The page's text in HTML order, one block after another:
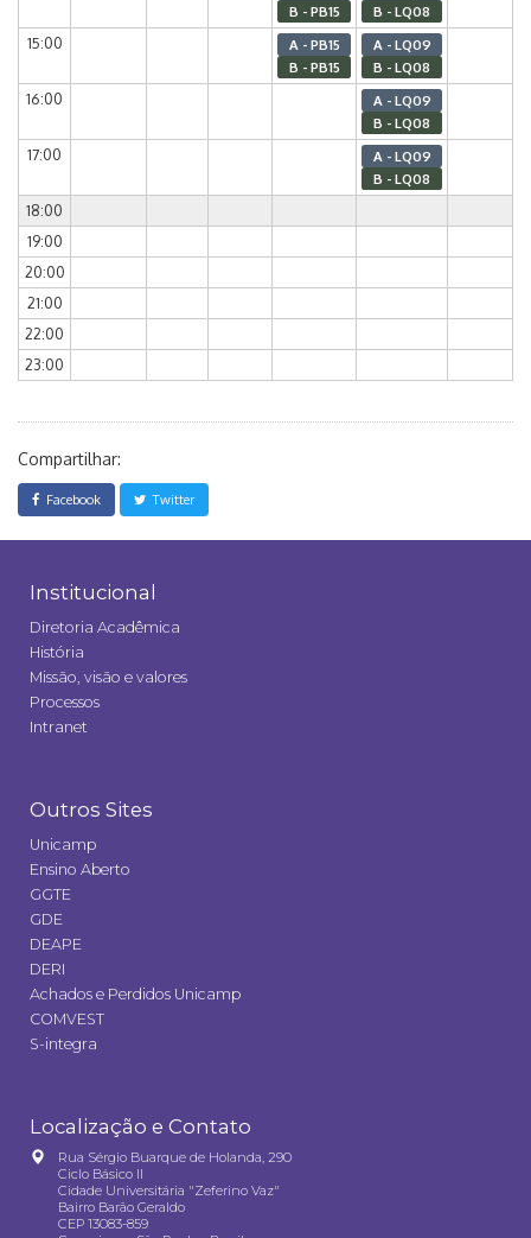
B - PB15
B - LQ08
15:00
A - PB15
B - PB15
A - LQ09
B - LQ08
16:00
A - LQ09
B - LQ08
17:00
A - LQ09
B - LQ08
18:00
19:00
20:00
21:00
22:00
23:00
Compartilhar:
Facebook Twitter
Institucional
Diretoria Acadêmica
História
Missão, visão e valores
Processos
Intranet
Outros Sites
Unicamp
Ensino Aberto
GGTE
GDE
DEAPE
DERI
Achados e Perdidos Unicamp
COMVEST
S-integra
Localização e Contato
Rua Sérgio Buarque de Holanda, 290
Ciclo Básico II
Cidade Universitária "Zeferino Vaz"
Bairro Barão Geraldo
CEP 13083-859